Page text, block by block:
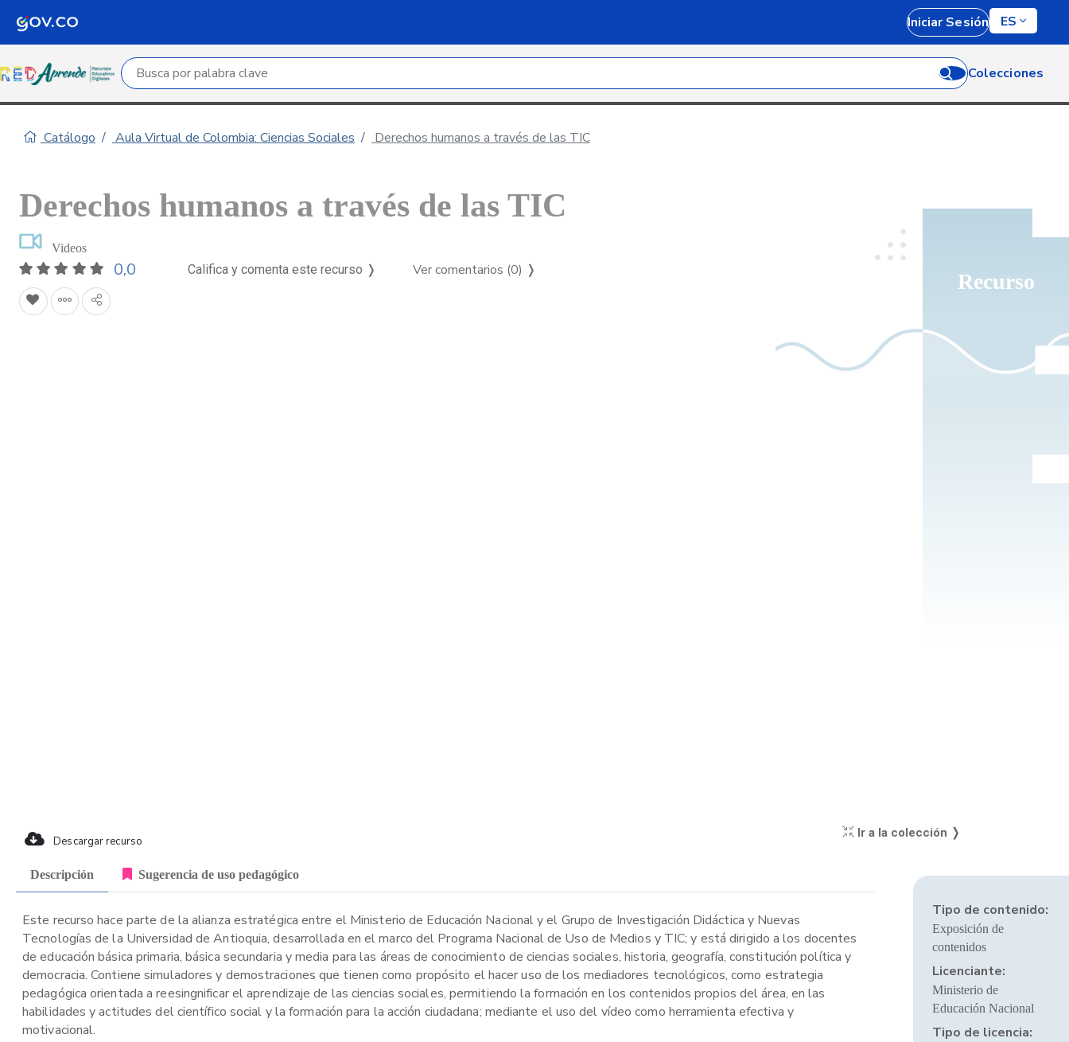
Iniciar Sesión ES
Campo de búsqueda por palabra clave Colecciones
Catálogo Aula Virtual de Colombia: Ciencias Sociales Derechos humanos a través de las TIC
Recurso
Derechos humanos a través de las TIC
Videos
0,0 Califica y comenta este recurso ❭ Ver comentarios (0) ❭
Descargar recurso
Ir a la colección ❭
Descripción Sugerencia de uso pedagógico
Este recurso hace parte de la alianza estratégica entre el Ministerio de Educación Nacional y el Grupo de Investigación Didáctica y Nuevas
Tecnologías de la Universidad de Antioquia, desarrollada en el marco del Programa Nacional de Uso de Medios y TIC; y está dirigido a los docentes
de educación básica primaria, básica secundaria y media para las áreas de conocimiento de ciencias sociales, historia, geografía, constitución política y
democracia. Contiene simuladores y demostraciones que tienen como propósito el hacer uso de los mediadores tecnológicos, como estrategia
pedagógica orientada a reesingnificar el aprendizaje de las ciencias sociales, permitiendo la formación en los contenidos propios del área, en las
habilidades y actitudes del científico social y la formación para la acción ciudadana; mediante el uso del vídeo como herramienta efectiva y
motivacional.
Tipo de contenido:
Exposición de
contenidos
Licenciante:
Ministerio de
Educación Nacional
Tipo de licencia: